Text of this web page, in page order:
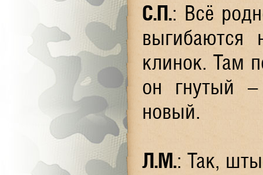
С.П.: Всё
выгибаются
клинок. Там
он гнутый –
новый.
Л.М.: Так,